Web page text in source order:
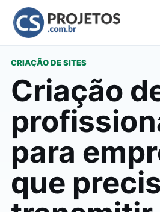
CRIAÇÃO DE SITES
Criação
para
que